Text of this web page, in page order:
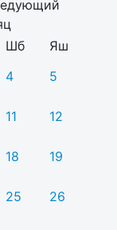
Шб
Яш
4 5
11 12
18 19
25 26